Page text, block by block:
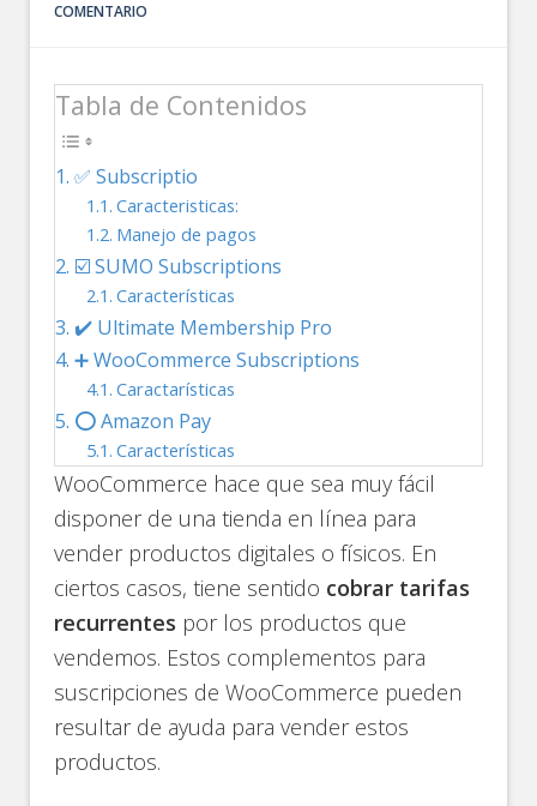
COMENTARIO
Tabla de Contenidos
✅ Subscriptio
Caracteristicas:
Manejo de pagos
☑️ SUMO Subscriptions
Características
✔️ Ultimate Membership Pro
➕ WooCommerce Subscriptions
Caractarísticas
⭕ Amazon Pay
Características
WooCommerce hace que sea muy fácil
disponer de una tienda en línea para
vender productos digitales o físicos. En
ciertos casos, tiene sentido cobrar tarifas
recurrentes por los productos que
vendemos. Estos complementos para
suscripciones de WooCommerce pueden
resultar de ayuda para vender estos
productos.